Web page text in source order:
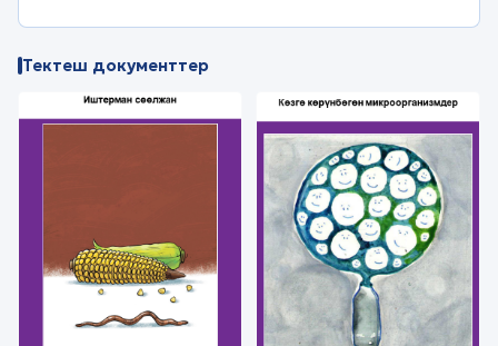
Тектеш документтер